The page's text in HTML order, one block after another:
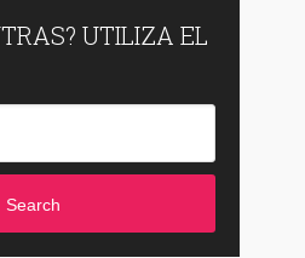
UTILIZA EL
Search